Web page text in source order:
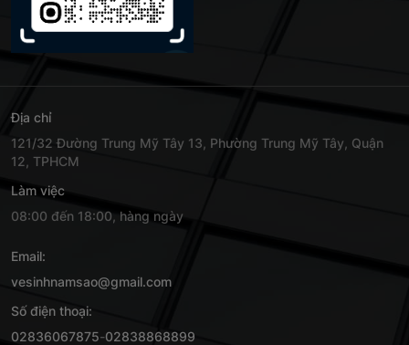
Địa chỉ
121/32 Đường Trung Mỹ Tây 13, Phường Trung Mỹ Tây, Quận
12, TPHCM
Làm việc
08:00 đến 18:00, hàng ngày
Email:
vesinhnamsao@gmail.com
Số điện thoại:
02836067875-02838868899